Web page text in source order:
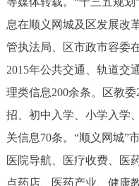
息在顺义网城及区发展改
管执法局、区市政市容委
2015年公共交通、轨道交
理类信息200余条。区教
招、初中入学、小学入学
关信息70条。“顺义网城”
医院导航、医疗收费、医
点药店、医药产业、健康